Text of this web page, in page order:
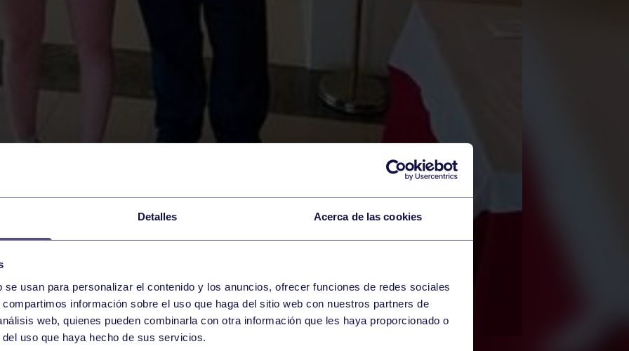
Detalles Acerca de las cookies
usan para personalizar el contenido y los anuncios, ofrecer funciones de redes sociales
información sobre el uso que haga del sitio web con nuestros partners de
web, quienes pueden combinarla con otra información que les haya proporcionado o
uso que haya hecho de sus servicios.